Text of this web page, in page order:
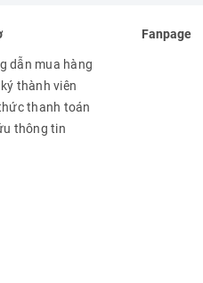
dẫn mua hàng
thành viên
thanh toán
thông tin
Fanpage